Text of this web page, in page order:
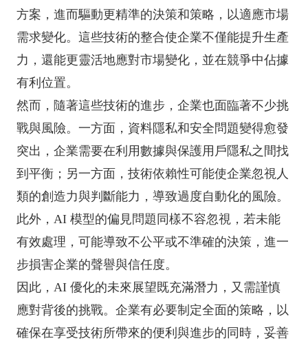
方案，進而驅動更精準的決策和策略，以適應市場
需求變化。這些技術的整合使企業不僅能提升生產
力，還能更靈活地應對市場變化，並在競爭中佔據
有利位置。
然而，隨著這些技術的進步，企業也面臨著不少挑
戰與風險。一方面，資料隱私和安全問題變得愈發
突出，企業需要在利用數據與保護用戶隱私之間找
到平衡；另一方面，技術依賴性可能使企業忽視人
類的創造力與判斷能力，導致過度自動化的風險。
此外，AI 模型的偏見問題同樣不容忽視，若未能
有效處理，可能導致不公平或不準確的決策，進一
步損害企業的聲譽與信任度。
因此，AI 優化的未來展望既充滿潛力，又需謹慎
應對背後的挑戰。企業有必要制定全面的策略，以
確保在享受技術所帶來的便利與進步的同時，妥善